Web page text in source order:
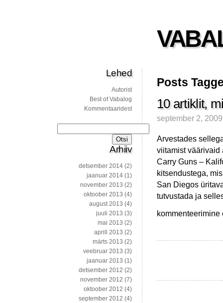
Posts
10 artiklit,
september 2, 2009
Arvestades
viitamist väärivaid
Carry Guns –
kitsendustega,
San Diegos
tutvustada ja
10
väärivad
Lehed
Autorist
Best of Vabalog
Kommentaaridest
Arhiiv
detsember 2014 (2)
jaanuar 2014 (1)
november 2013 (2)
oktoober 2013 (4)
august 2013 (4)
juuli 2013 (3)
mai 2013 (2)
aprill 2013 (2)
märts 2013 (2)
veebruar 2013 (3)
jaanuar 2013 (1)
detsember 2012 (2)
november 2012 (7)
oktoober 2012 (4)
september 2012 (4)